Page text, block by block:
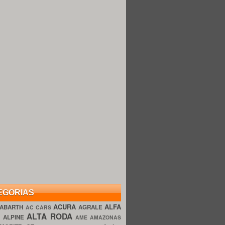
ABARTH AC CARS ACURA AGRALE ALFA
ALPINEALTA RODA AME AMAZONAS